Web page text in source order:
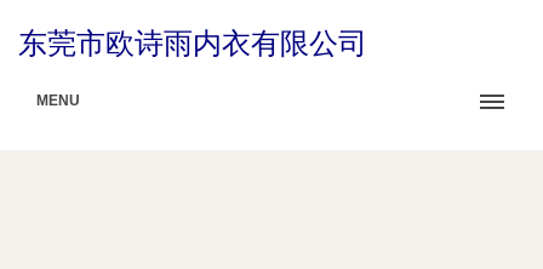
东莞市欧诗雨内衣有限公司
MENU